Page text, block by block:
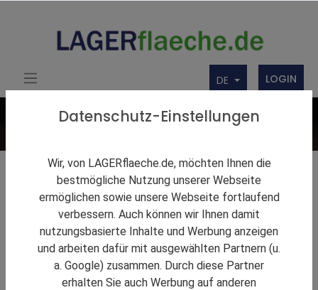
DE LOGIN
Lagerlösungen
Firmenbörse
Über uns
Produkte
Datenschutz-Einstellungen
Wir, von LAGERflaeche.de, möchten Ihnen die
bestmögliche Nutzung unserer Webseite
ermöglichen sowie unsere Webseite fortlaufend
verbessern. Auch können wir Ihnen damit
nutzungsbasierte Inhalte und Werbung anzeigen
und arbeiten dafür mit ausgewählten Partnern (u.
a. Google) zusammen. Durch diese Partner
erhalten Sie auch Werbung auf anderen